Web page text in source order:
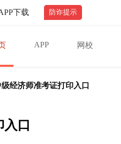
下载 防诈提示
APP 网校
级经济师准考证打印入口
口